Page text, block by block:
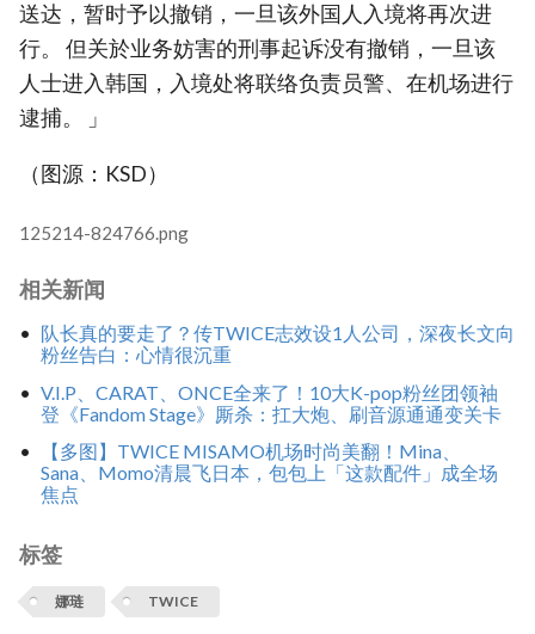
送达，暂时予以撤销，一旦该外国人入境将再次进
行。 但关於业务妨害的刑事起诉没有撤销，一旦该
人士进入韩国，入境处将联络负责员警、在机场进行
逮捕。 」
（图源：KSD）
125214-824766.png
相关新闻
队长真的要走了？传TWICE志效设1人公司，深夜长文向
粉丝告白：心情很沉重
V.I.P、CARAT、ONCE全来了！10大K-pop粉丝团领袖
登《Fandom Stage》厮杀：扛大炮、刷音源通通变关卡
【多图】TWICE MISAMO机场时尚美翻！Mina、
Sana、Momo清晨飞日本，包包上「这款配件」成全场
焦点
标签
娜琏 TWICE